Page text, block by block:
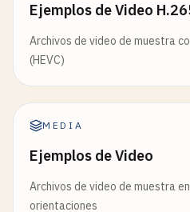
Ejemplos de Video
Archivos de video de muestra
(HEVC)
MEDIA
Ejemplos de Video
Archivos de video de muestra
orientaciones